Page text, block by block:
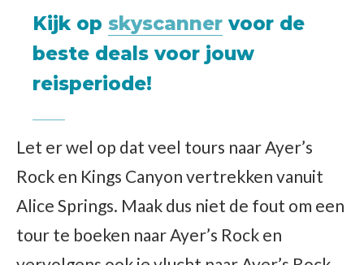
Kijk op skyscanner voor de
beste deals voor jouw
reisperiode!
Let er wel op dat veel tours naar Ayer’s
Rock en Kings Canyon vertrekken vanuit
Alice Springs. Maak dus niet de fout om een
tour te boeken naar Ayer’s Rock en